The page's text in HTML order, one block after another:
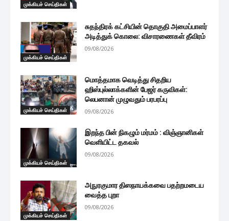
முக்கியச் செய்திகள்
முக்கியச் செய்திகள்
சுதந்திரக் கட்சியின் தொகுதி அமைப்பாளர்
அடித்துக் கொலை: விசாரணைகள் தீவிரம்
09/08/2026
முக்கியச் செய்திகள்
மொத்தமாக வெடித்து சிதறிய
ஹிஸ்புல்லாக்களின் பேஜர் கருவிகள்:
லெபனான் முழுவதும் பரபரப்பு
09/08/2026
முக்கியச் செய்திகள்
இறந்த பின் நிகழும் மர்மம் : விஞ்ஞானிகள்
வெளியிட்ட தகவல்
09/08/2026
முக்கியச் செய்திகள்
அநுரகுமார திஸநாயக்கவை பதற்றமடைய
வைத்த புறா
09/08/2026